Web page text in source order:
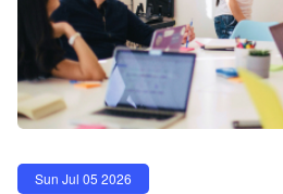
Sun Jul 05 2026